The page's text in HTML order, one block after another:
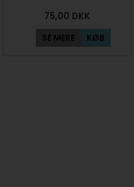
75,00 DKK
SE MERE KØB